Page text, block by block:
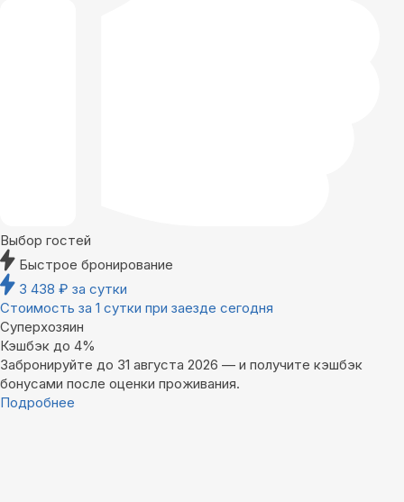
Выбор гостей
Быстрое бронирование
3 438 ₽ за сутки
Стоимость за 1 сутки при заезде сегодня
Суперхозяин
Кэшбэк до 4%
Забронируйте до 31 августа 2026 — и получите кэшбэк
бонусами после оценки проживания.
Подробнее